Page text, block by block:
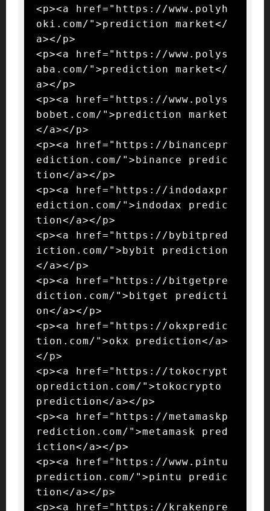
<p><a href="https://www.polyh
oki.com/">prediction market</
a></p>
<p><a href="https://www.polys
aba.com/">prediction market</
a></p>
<p><a href="https://www.polys
bobet.com/">prediction market
</a></p>
<p><a href="https://binancepr
ediction.com/">binance predic
tion</a></p>
<p><a href="https://indodaxpr
ediction.com/">indodax predic
tion</a></p>
<p><a href="https://bybitpred
iction.com/">bybit prediction
</a></p>
<p><a href="https://bitgetpre
diction.com/">bitget predicti
on</a></p>
<p><a href="https://okxpredic
tion.com/">okx prediction</a>
</p>
<p><a href="https://tokocrypt
oprediction.com/">tokocrypto
prediction</a></p>
<p><a href="https://metamaskp
rediction.com/">metamask pred
iction</a></p>
<p><a href="https://www.pintu
prediction.com/">pintu predic
tion</a></p>
<p><a href="https://krakenpre